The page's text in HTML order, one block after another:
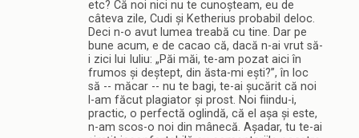
etc? Că noi nici nu te cunoșteam, eu de
câteva zile, Cudi și Ketherius probabil deloc.
Deci n-o avut lumea treabă cu tine. Dar pe
bune acum, e de cacao că, dacă n-ai vrut să-
i zici lui Iuliu: „Păi măi, te-am pozat aici în
frumos și deștept, din ăsta-mi ești?”, în loc
să -- măcar -- nu te bagi, te-ai șucărit că noi
l-am făcut plagiator și prost. Noi fiindu-i,
practic, o perfectă oglindă, că el așa și este,
n-am scos-o noi din mânecă. Așadar, tu te-ai